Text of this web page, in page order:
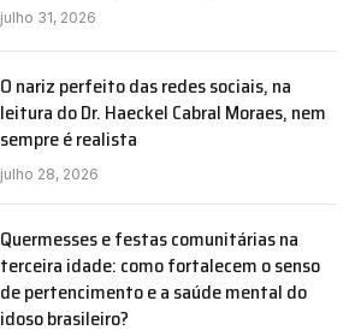
julho 31, 2026
O nariz perfeito das redes sociais, na
leitura do Dr. Haeckel Cabral Moraes, nem
sempre é realista
julho 28, 2026
Quermesses e festas comunitárias na
terceira idade: como fortalecem o senso
de pertencimento e a saúde mental do
idoso brasileiro?